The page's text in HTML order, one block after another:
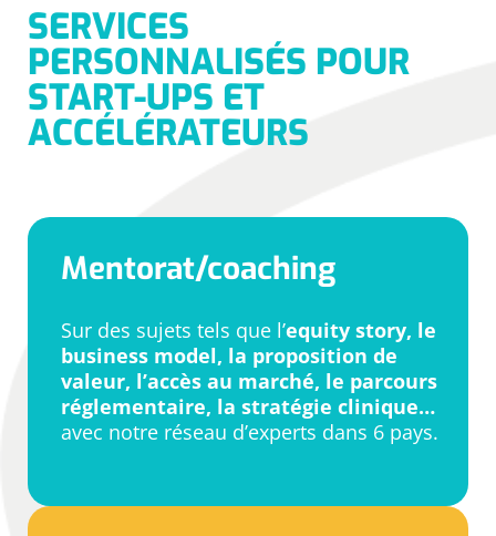
SERVICES
PERSONNALISÉS POUR
START-UPS ET
ACCÉLÉRATEURS
Mentorat/coaching
Sur des sujets tels que l’equity story, le
business model, la proposition de
valeur, l’accès au marché, le parcours
réglementaire, la stratégie clinique…
avec notre réseau d’experts dans 6 pays.